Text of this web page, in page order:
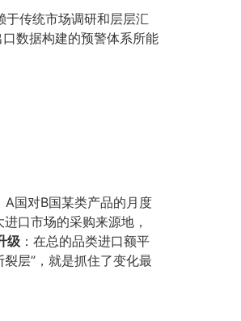
于传统市场调研和层层汇
数据构建的预警体系所能
A国对B国某类产品的月度
进口市场的采购来源地，
级 ​：在总的品类进口额平
层”，就是抓住了变化最